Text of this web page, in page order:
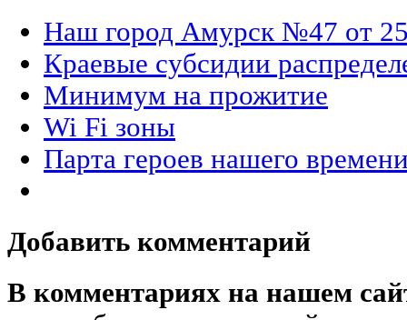
Наш город Амурск №47 от
Краевые субсидии
Минимум на прожитие
Wi Fi зоны
Парта героев нашего
Добавить комментарий
В комментариях на нашем